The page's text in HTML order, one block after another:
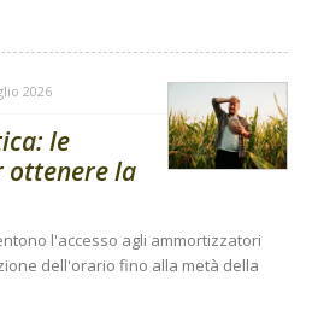
2026
le
ottenere la
l'accesso agli ammortizzatori
dell'orario fino alla metà della